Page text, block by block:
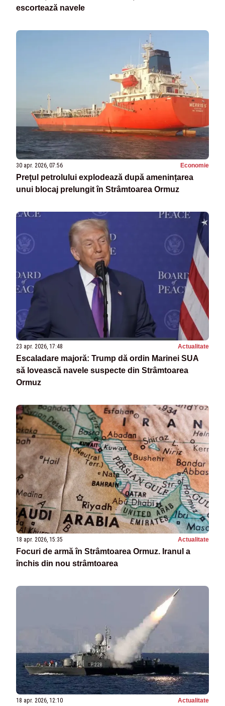
escortează navele
30 apr. 2026, 07:56 Economie
Prețul petrolului explodează după amenințarea
unui blocaj prelungit în Strâmtoarea Ormuz
23 apr. 2026, 17:48 Actualitate
Escaladare majoră: Trump dă ordin Marinei SUA
să lovească navele suspecte din Strâmtoarea
Ormuz
18 apr. 2026, 15:35 Actualitate
Focuri de armă în Strâmtoarea Ormuz. Iranul a
închis din nou strâmtoarea
18 apr. 2026, 12:10 Actualitate